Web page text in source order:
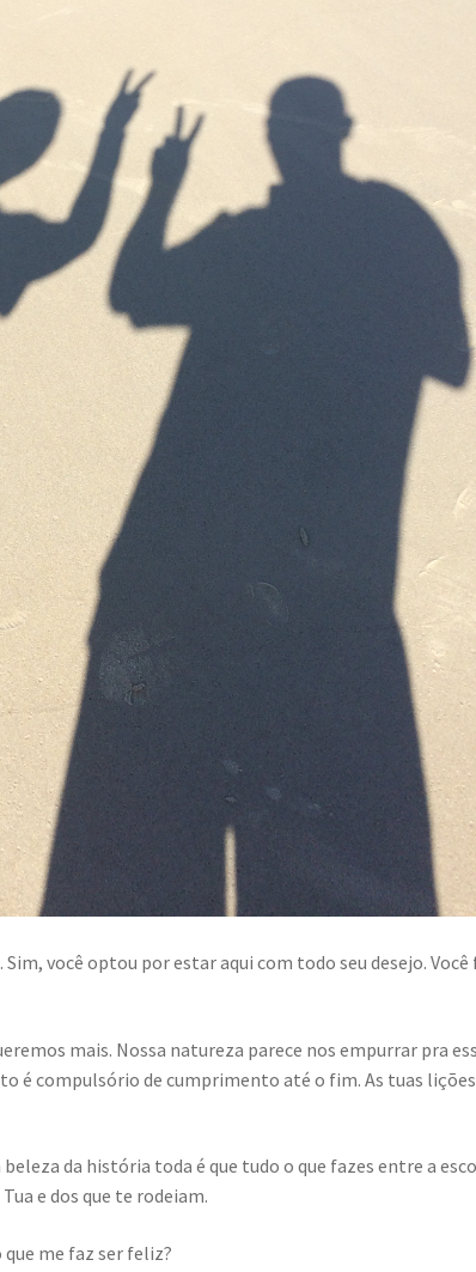
você optou por estar aqui com todo seu desejo. Você
mais. Nossa natureza parece nos empurrar pra
é compulsório de cumprimento até o fim. As tuas lições
da história toda é que tudo o que fazes entre a
e dos que te rodeiam.
me faz ser feliz?